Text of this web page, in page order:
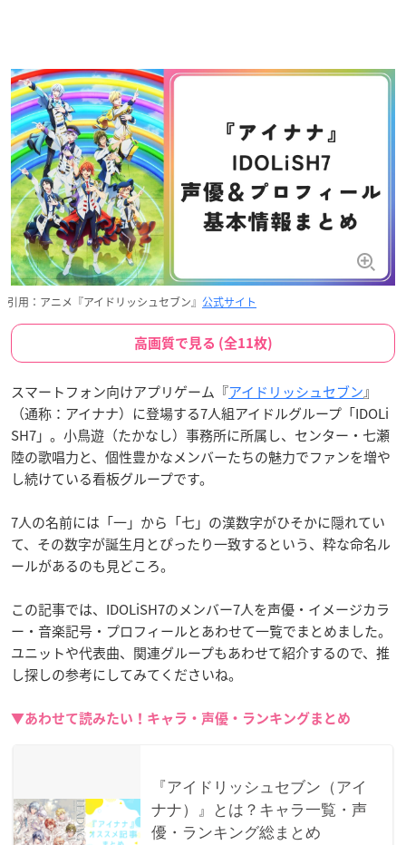
引用：アニメ『アイドリッシュセブン』 公式サイト
高画質で見る (全11枚)
スマートフォン向けアプリゲーム『アイドリッシュセブン』
（通称：アイナナ）に登場する7人組アイドルグループ「IDOLi
SH7」。小鳥遊（たかなし）事務所に所属し、センター・七瀬
陸の歌唱力と、個性豊かなメンバーたちの魅力でファンを増や
し続けている看板グループです。
7人の名前には「一」から「七」の漢数字がひそかに隠れてい
て、その数字が誕生月とぴったり一致するという、粋な命名ル
ールがあるのも見どころ。
この記事では、IDOLiSH7のメンバー7人を声優・イメージカラ
ー・音楽記号・プロフィールとあわせて一覧でまとめました。
ユニットや代表曲、関連グループもあわせて紹介するので、推
し探しの参考にしてみてくださいね。
▼あわせて読みたい！キャラ・声優・ランキングまとめ